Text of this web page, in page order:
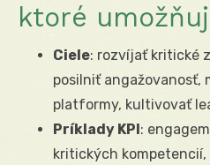
ktoré
Ciele: rozvíjať kritické
posilniť angažovanosť,
platformy, kultivovať
Príklady KPI:
kritických kompetencií,